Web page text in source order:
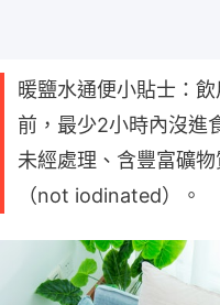
暖鹽水通便小貼士：
前，最少2小時內沒進
未經處理、含豐富礦
（not iodinated）。